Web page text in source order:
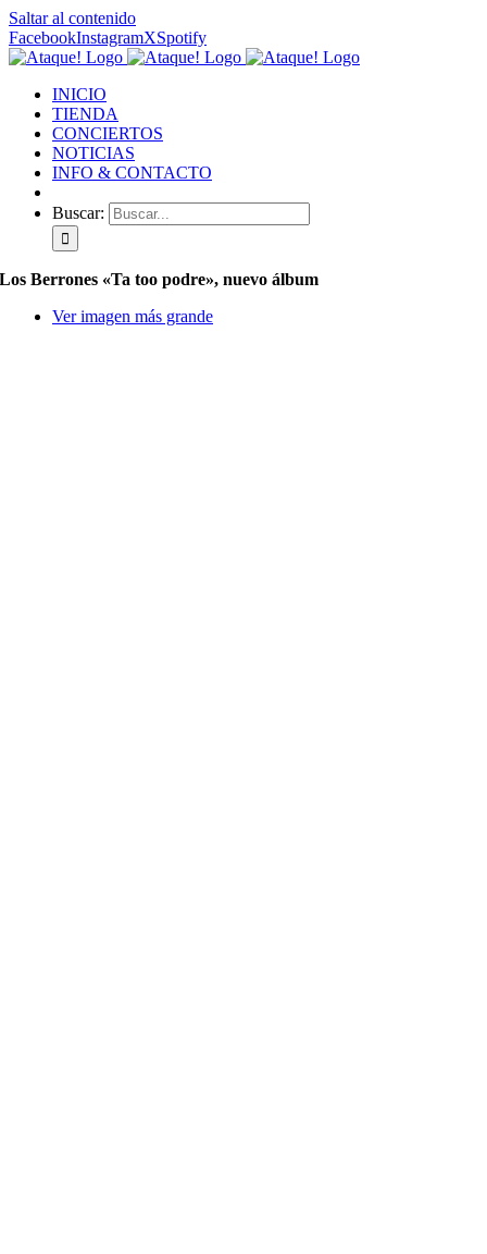
Saltar al contenido
FacebookInstagramXSpotify
INICIO
TIENDA
CONCIERTOS
NOTICIAS
INFO & CONTACTO
Buscar:
Los Berrones «Ta too podre», nuevo álbum
Ver imagen más grande